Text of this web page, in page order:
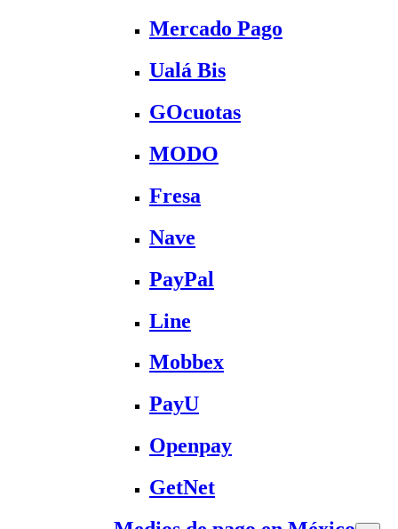
Mercado Pago
Ualá Bis
GOcuotas
MODO
Fresa
Nave
PayPal
Line
Mobbex
PayU
Openpay
GetNet